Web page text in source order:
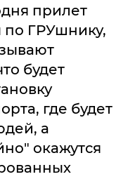
прилет
по ГРУшнику,
будет
где будет
а
окажутся